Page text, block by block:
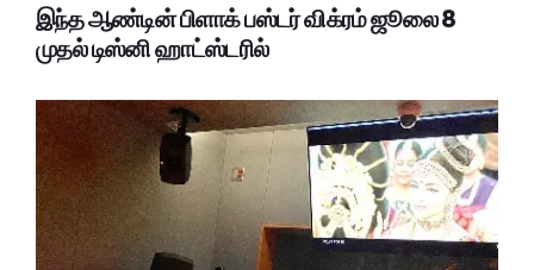
இந்த ஆண்டின் பிளாக் பஸ்டர் விக்ரம் ஜூலை 8
முதல் டிஸ்னி ஹாட்ஸ்டரில்